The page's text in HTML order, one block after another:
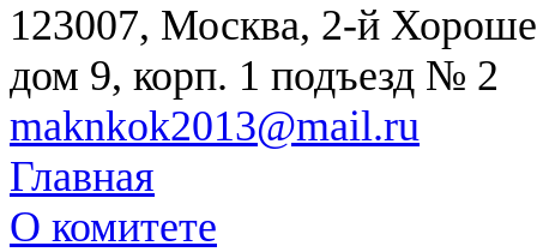
123007, Москва, 2-й
дом 9, корп. 1 подъезд № 2
maknkok2013@mail.ru
Главная
О комитете